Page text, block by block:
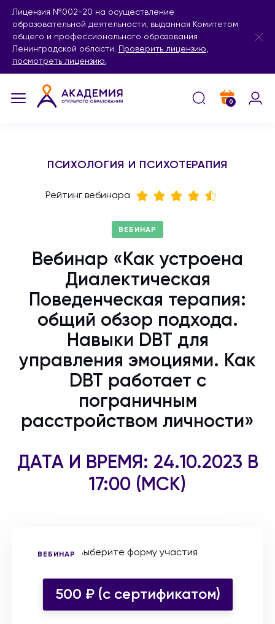
Лицензия №002-20 на осуществление
образовательной деятельности, выданная Комитетом
общего и профессионального образования
Ленинградской области.
Проверить лицензию,
посмотреть лицензию.
0
ПСИХОЛОГИЯ И ПСИХОТЕРАПИЯ
Рейтинг вебинара
ВЕБИНАР
Вебинар «Как устроена
Диалектическая
Поведенческая терапия:
общий обзор подхода.
Навыки DBT для
управления эмоциями. Как
DBT работает с
пограничным
расстройством личности»
ДАТА И ВРЕМЯ: 24.10.2023 В
17:00 (МСК)
ВЕБИНАР Выберите форму участия
500 ₽ (c сертификатом)